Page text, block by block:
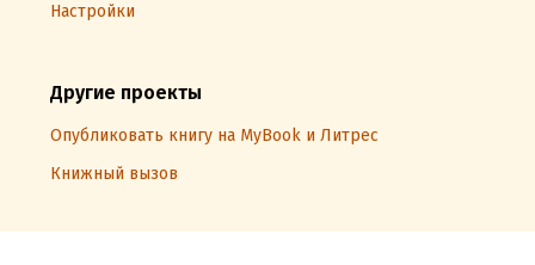
Настройки
Другие проекты
Опубликовать книгу на MyBook и Литрес
Книжный вызов